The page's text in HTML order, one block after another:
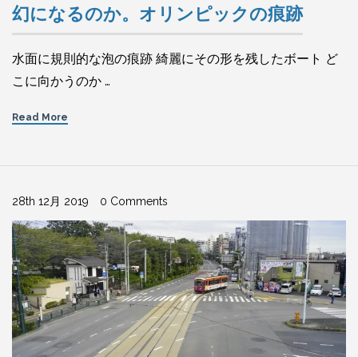
幻になるのか。オリンピックの痕跡
水面に規則的な泡の痕跡 綺麗にその形を残したボート ど
こに向かうのか …
Read More
28th 12月 2019 0 Comments